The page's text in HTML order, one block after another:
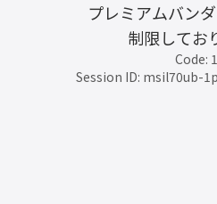
プレミアムバン
制限してお
Code:
Session ID: msil70ub-